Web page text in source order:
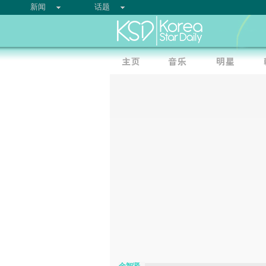
新闻 话题